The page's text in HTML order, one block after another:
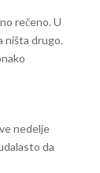
rečeno. U
ništa drugo.
nedelje
da